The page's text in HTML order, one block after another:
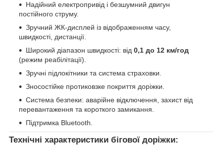
Надійний електропривід і безшумний двигун
постійного струму.
Зручний ЖК-дисплей із відображенням часу,
швидкості, дистанції.
Широкий діапазон швидкості: від 0,1 до 12 км/год
(режим реабілітації).
Зручні підлокітники та система страховки.
Зносостійке протиковзке покриття доріжки.
Система безпеки: аварійне відключення, захист від
перевантаження та короткого замикання.
Підтримка Bluetooth.
Технічні характеристики бігової доріжки: